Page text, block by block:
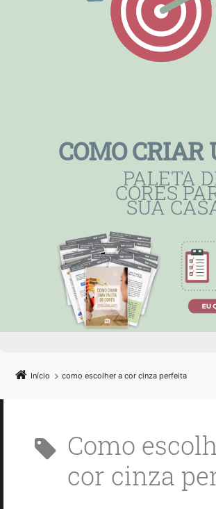
COMO
PALETA
CORES
SUA
Início como escolher a cor cinza perfeita
como escolher a
cor cinza